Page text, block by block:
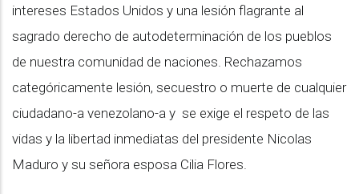
intereses Estados Unidos y una lesión flagrante al
sagrado derecho de autodeterminación de los pueblos
de nuestra comunidad de naciones. Rechazamos
categóricamente lesión, secuestro o muerte de cualquier
ciudadano-a venezolano-a y se exige el respeto de las
vidas y la libertad inmediatas del presidente Nicolas
Maduro y su señora esposa Cilia Flores.